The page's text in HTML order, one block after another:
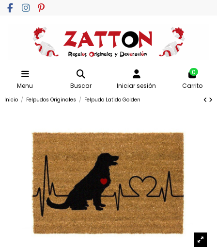
Menu Buscar Iniciar sesión
0
Carrito
Inicio Felpudos Originales Felpudo Latido Golden